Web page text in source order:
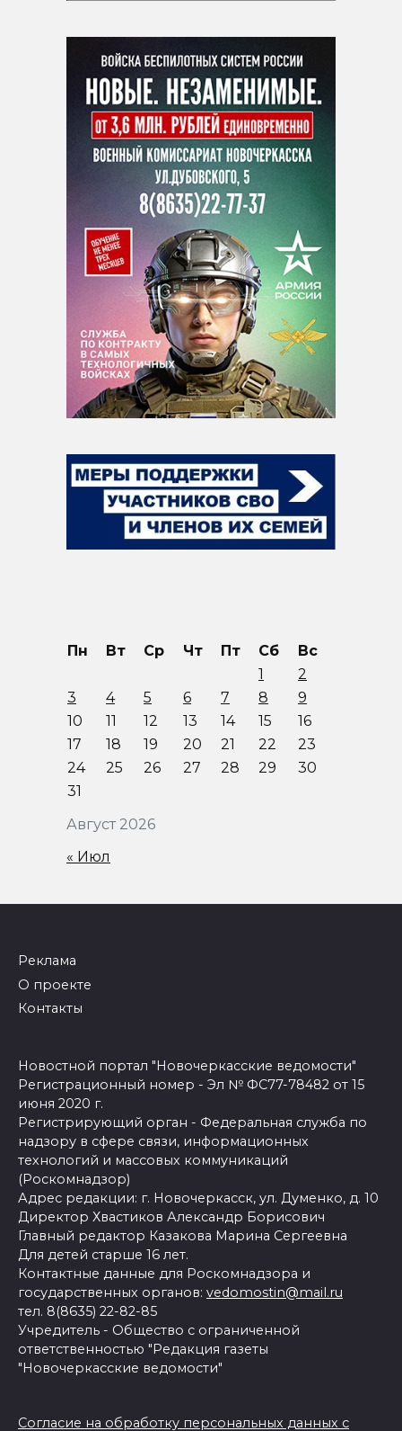
Август 2026
Пн Вт Ср Чт Пт Сб
Вс
1
2
3
4 5 6 7 8
9
10
11 12 13 14 15
16
17
18 19 20 21 22
23
24
25 26 27 28 29
30
31
« Июл
Реклама
О проекте
Контакты
Новостной портал "Новочеркасские ведомости"
Регистрационный номер - Эл № ФС77-78482 от 15
июня 2020 г.
Регистрирующий орган - Федеральная служба по
надзору в сфере связи, информационных
технологий и массовых коммуникаций
(Роскомнадзор)
Адрес редакции: г. Новочеркасск, ул. Думенко, д. 10
Директор Хвастиков Александр Борисович
Главный редактор Казакова Марина Сергеевна
Для детей старше 16 лет.
Контактные данные для Роскомнадзора и
государственных органов: vedomostin@mail.ru
тел. 8(8635) 22-82-85
Учредитель - Общество с ограниченной
ответственностью "Редакция газеты
"Новочеркасские ведомости"
Согласие на обработку персональных данных с